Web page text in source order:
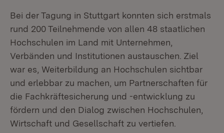
Bei der Tagung in Stuttgart konnten sich erstmals
rund 200 Teilnehmende von allen 48 staatlichen
Hochschulen im Land mit Unternehmen,
Verbänden und Institutionen austauschen. Ziel
war es, Weiterbildung an Hochschulen sichtbar
und erlebbar zu machen, um Partnerschaften für
die Fachkräftesicherung und -entwicklung zu
fördern und den Dialog zwischen Hochschulen,
Wirtschaft und Gesellschaft zu vertiefen.